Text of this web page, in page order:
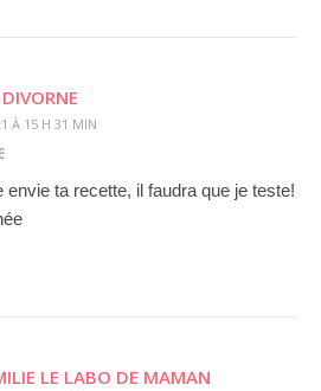
À 15 H 31 MIN
envie ta recette, il faudra que je teste!
LE LABO DE MAMAN